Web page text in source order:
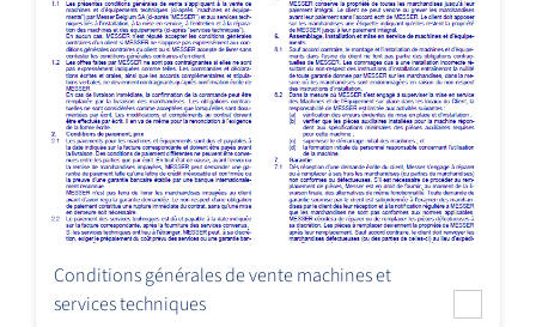
Conditions générales de vente machines et
services techniques